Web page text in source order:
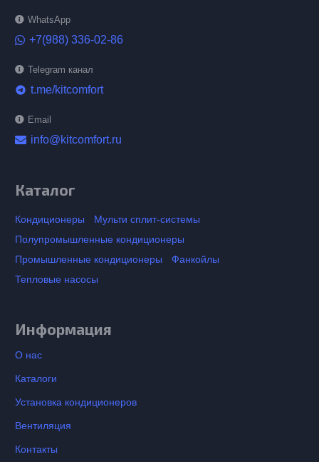
WhatsApp
+7(988) 336-02-86
Telegram канал
telegram t.me/kitcomfort
Email
info@kitcomfort.ru
Каталог
Кондиционеры
Мульти сплит-системы
Полупромышленные кондиционеры
Промышленные кондиционеры
Фанкойлы
Тепловые насосы
Информация
О нас
Каталоги
Установка кондиционеров
Вентиляция
Контакты